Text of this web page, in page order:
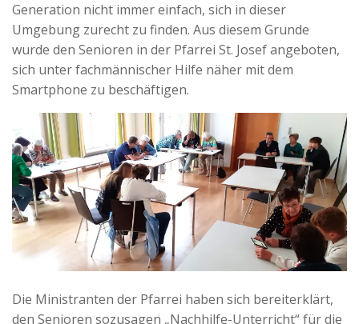
Generation nicht immer einfach, sich in dieser
Umgebung zurecht zu finden. Aus diesem Grunde
wurde den Senioren in der Pfarrei St. Josef angeboten,
sich unter fachmännischer Hilfe näher mit dem
Smartphone zu beschäftigen.
Die Ministranten der Pfarrei haben sich bereiterklärt,
den Senioren sozusagen „Nachhilfe-Unterricht“ für die